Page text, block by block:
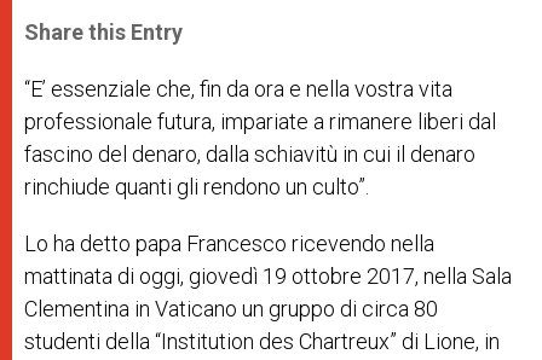
t
s
p
p
s
e
g
e
r
e
b
o
k
r
Share this Entry
“E’ essenziale che, fin da ora e nella vostra vita
professionale futura, impariate a rimanere liberi dal
fascino del denaro, dalla schiavitù in cui il denaro
rinchiude quanti gli rendono un culto”.
Lo ha detto papa Francesco ricevendo nella
mattinata di oggi, giovedì 19 ottobre 2017, nella Sala
Clementina in Vaticano un gruppo di circa 80
studenti della “Institution des Chartreux” di Lione, in